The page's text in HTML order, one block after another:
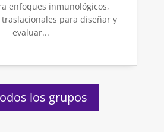
enfoques inmunológicos,
para diseñar y
evaluar...
los grupos